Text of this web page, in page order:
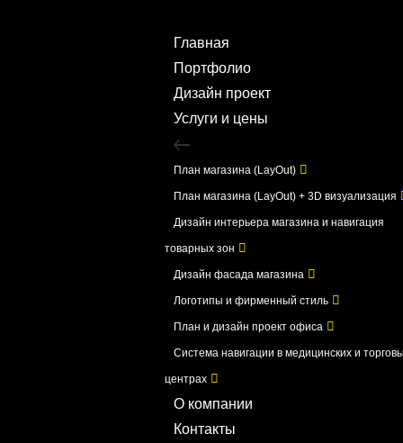
Главная
Портфолио
Дизайн проект
Услуги и цены
План магазина (LayOut)
План магазина (LayOut) + 3D визуализация
Дизайн интерьера магазина и навигация
товарных зон
Дизайн фасада магазина
Логотипы и фирменный стиль
План и дизайн проект офиса
Система навигации в медицинских и
центрах
О компании
Контакты